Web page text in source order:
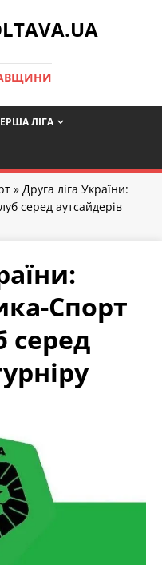
ЛІГА
» Друга ліга України:
серед аутсайдерів
Спорт
серед